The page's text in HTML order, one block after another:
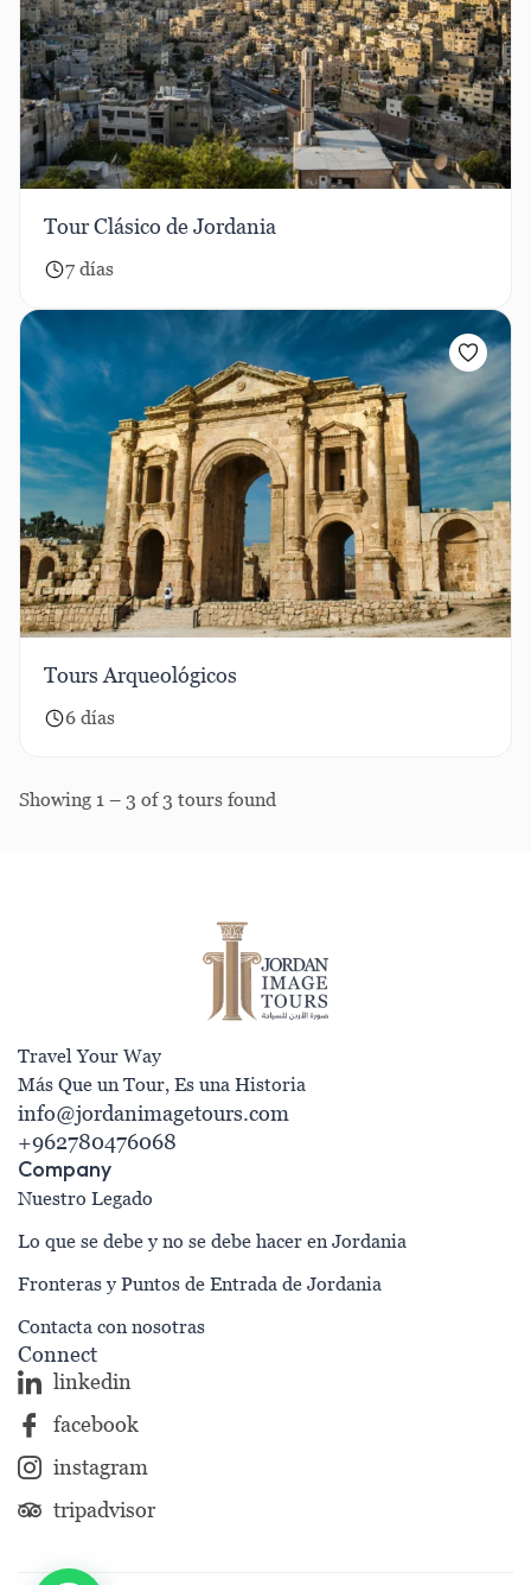
Tour Clásico de Jordania
7 días
Tours Arqueológicos
6 días
Showing 1 – 3 of 3 tours found
Travel Your Way
Más Que un Tour, Es una Historia
info@jordanimagetours.com
+962780476068
Company
Nuestro Legado
Lo que se debe y no se debe hacer en Jordania
Fronteras y Puntos de Entrada de Jordania
Contacta con nosotras
Connect
linkedin
facebook
instagram
tripadvisor